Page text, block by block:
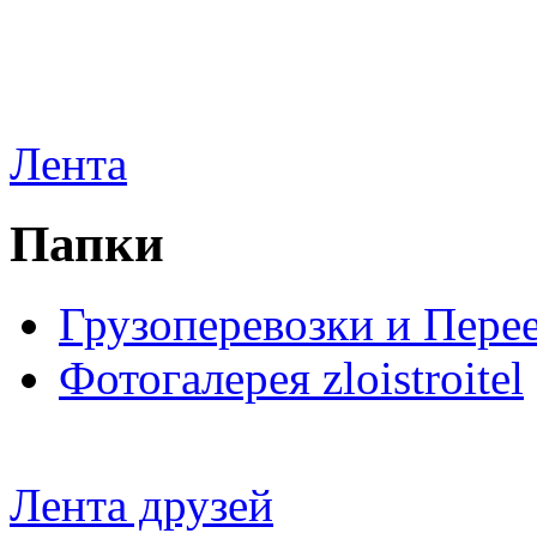
Лента
Папки
Грузоперевозки и
Фотогалерея zloistroitel
Лента друзей